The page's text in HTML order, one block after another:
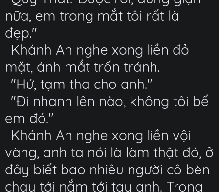
nữa, em trong mắt tôi rất là
đẹp."
Khánh An nghe xong liền đỏ
mặt, ánh mắt trốn tránh.
"Hứ, tạm tha cho anh."
"Đi nhanh lên nào, không tôi bế
em đó."
Khánh An nghe xong liền vội
vàng, anh ta nói là làm thật đó, ở
đây biết bao nhiêu người cô bèn
chạy tới nắm tới tay anh. Trong